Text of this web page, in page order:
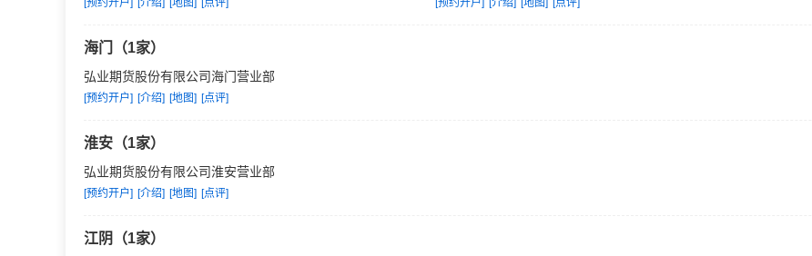
[预约开户] [介绍] [地图] [点评] [预约开户] [介绍] [地图] [点评]
海门（1家）
弘业期货股份有限公司海门营业部
[预约开户] [介绍] [地图] [点评]
淮安（1家）
弘业期货股份有限公司淮安营业部
[预约开户] [介绍] [地图] [点评]
江阴（1家）